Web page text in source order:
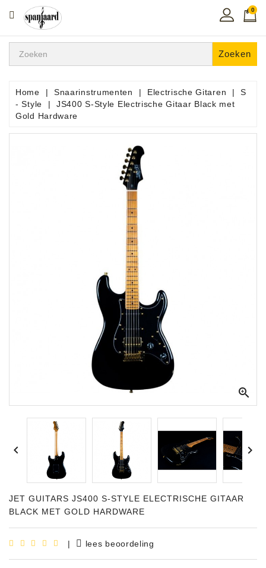
CATEGORIE
Home
In
De
Regio
Versterking
Instrumenten
Instruments
Accessoires
0
Zoeken
Home Snaarinstrumenten Electrische Gitaren
S
- Style
JS400 S-Style Electrische Gitaar Black met
Gold Hardware

 
JET GUITARS JS400 S-STYLE ELECTRISCHE GITAAR
BLACK MET GOLD HARDWARE
| lees beoordeling